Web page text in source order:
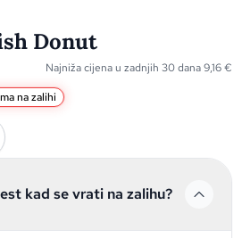
Donut
Najniža cijena u zadnjih 30 dana9,16€
na zalihi
kad se vrati na zalihu?